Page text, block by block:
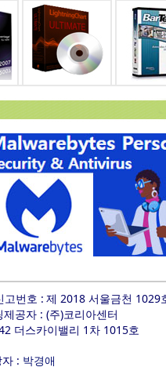
고번호 : 제 2018 서울금천 1029
공자 : (주)코리아센터
더스카이밸리 1차 1015호
: 박경애